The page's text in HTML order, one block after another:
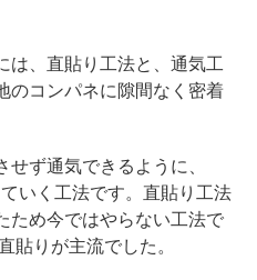
、直貼り工法と、通気工
のコンパネに隙間なく密着
ず通気できるように、
いく工法です。直貼り工法
ため今ではやらない工法で
貼りが主流でした。